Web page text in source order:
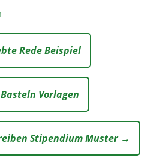
Rede Beispiel
Vorlagen
Stipendium Muster →